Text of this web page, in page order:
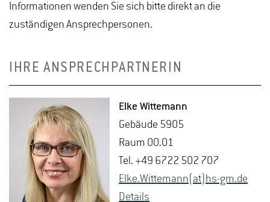
Informationen wenden Sie sich bitte direkt an die
zuständigen Ansprechpersonen.
IHRE ANSPRECHPARTNERIN
Elke Wit­te­mann
Ge­bäu­de 5905
Raum 00.01
Tel. +49 6722 502 707
Elke.​Wittemann(at)hs-​gm.​de
De­tails